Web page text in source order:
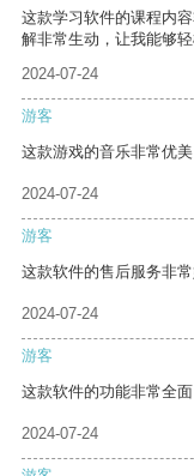
这款学习软件的课程内
解非常生动，让我能够轻
2024-07-24
游客
这款游戏的音乐非常优
2024-07-24
游客
这款软件的售后服务非
2024-07-24
游客
这款软件的功能非常全
2024-07-24